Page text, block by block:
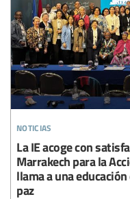
noticias
La IE acoge con
Marrakech para la
llama a una
paz